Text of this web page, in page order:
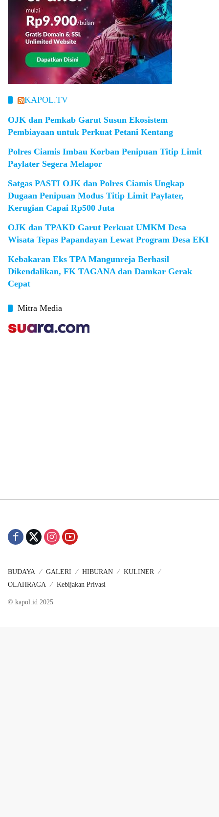
KAPOL.TV
OJK dan Pemkab Garut Susun Ekosistem
Pembiayaan untuk Perkuat Petani Kentang
Polres Ciamis Imbau Korban Penipuan Titip Limit
Paylater Segera Melapor
Satgas PASTI OJK dan Polres Ciamis Ungkap
Dugaan Penipuan Modus Titip Limit Paylater,
Kerugian Capai Rp500 Juta
OJK dan TPAKD Garut Perkuat UMKM Desa
Wisata Tepas Papandayan Lewat Program Desa EKI
Kebakaran Eks TPA Mangunreja Berhasil
Dikendalikan, FK TAGANA dan Damkar Gerak
Cepat
Mitra Media
BUDAYA GALERI HIBURAN
KULINER
OLAHRAGA
Kebijakan Privasi
© kapol.id 2025